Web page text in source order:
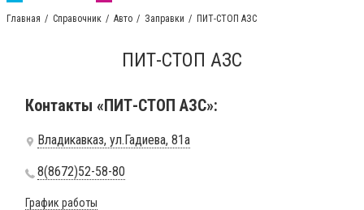
Главная Справочник Авто Заправки ПИТ-СТОП АЗС
ПИТ-СТОП АЗС
Контакты «ПИТ-СТОП АЗС»:
Владикавказ, ул.Гадиева, 81а
8(8672)52-58-80
График работы